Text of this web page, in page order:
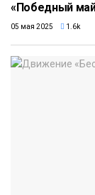
«Победный
05 мая 2025 1.6k